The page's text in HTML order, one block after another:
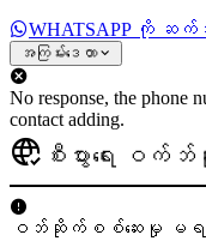
WHATSAPP ကို ဆ
အကြမ်းဒေတာ
No response, the phone
contact adding.
စီးပွားရေး ဝက်
ဝဘ်ဆိုက်စစ်ဆေးမှု မရရှိနို